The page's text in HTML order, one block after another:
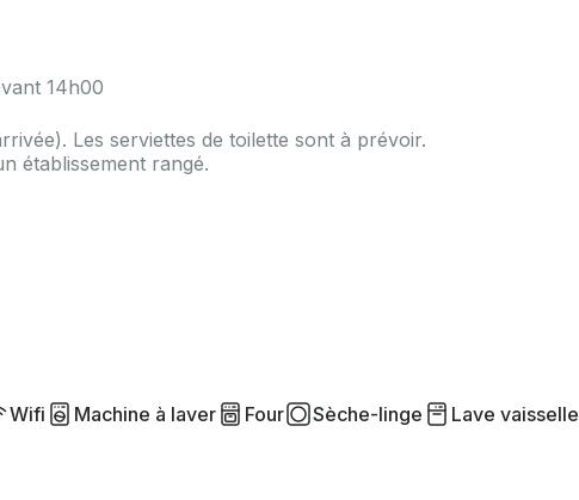
14h00
Les serviettes de toilette sont à prévoir.
établissement rangé.
Wifi Machine à laver Four Sèche-linge Lave vaisselle